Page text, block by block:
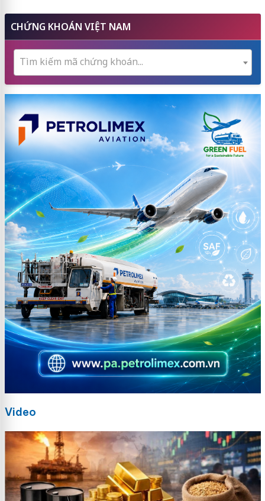
CHỨNG KHOÁN VIỆT NAM
Tìm kiếm mã chứng khoán...
Video